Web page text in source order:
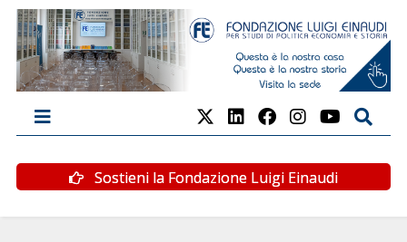
Sostieni la Fondazione Luigi Einaudi